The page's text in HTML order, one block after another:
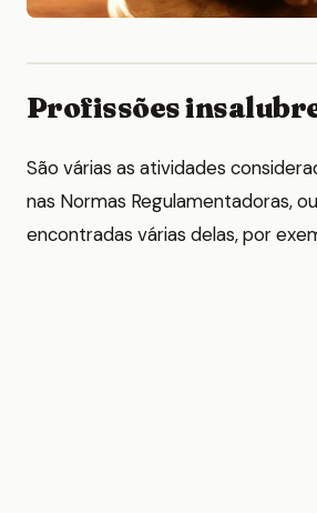
Profissões
São várias as atividades
nas Normas Regulamentadoras,
encontradas várias delas, por